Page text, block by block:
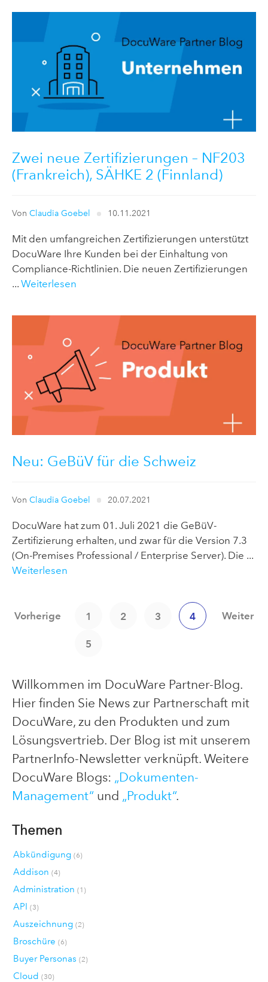
Zwei neue Zertifizierungen – NF203
(Frankreich), SÄHKE 2 (Finnland)
Von Claudia Goebel 10.11.2021
Mit den umfangreichen Zertifizierungen unterstützt
DocuWare Ihre Kunden bei der Einhaltung von
Compliance-Richtlinien. Die neuen Zertifizierungen
... Weiterlesen
Neu: GeBüV für die Schweiz
Von Claudia Goebel 20.07.2021
DocuWare hat zum 01. Juli 2021 die GeBüV-
Zertifizierung erhalten, und zwar für die Version 7.3
(On-Premises Professional / Enterprise Server). Die ...
Weiterlesen
Vorherige 1 2 3 4
5
Weiter
Willkommen im DocuWare Partner-Blog.
Hier finden Sie News zur Partnerschaft mit
DocuWare, zu den Produkten und zum
Lösungsvertrieb. Der Blog ist mit unserem
PartnerInfo-Newsletter verknüpft. Weitere
DocuWare Blogs: „Dokumenten-
Management“ und „Produkt“.
Themen
Abkündigung (6)
Addison (4)
Administration (1)
API (3)
Auszeichnung (2)
Broschüre (6)
Buyer Personas (2)
Cloud (30)